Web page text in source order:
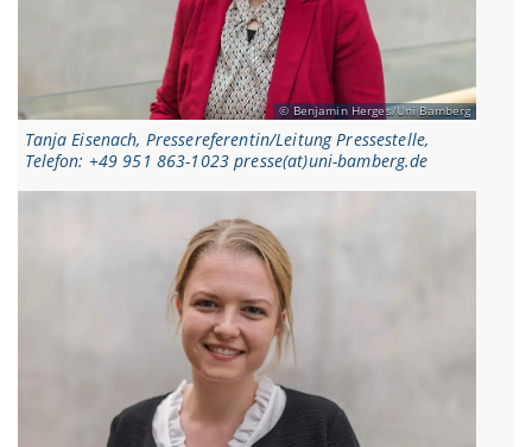
Benjamin Herges/Uni Bamberg
Tanja Eisenach, Pressereferentin/Leitung Pressestelle,
Telefon: +49 951 863-1023 presse(at)uni-bamberg.de